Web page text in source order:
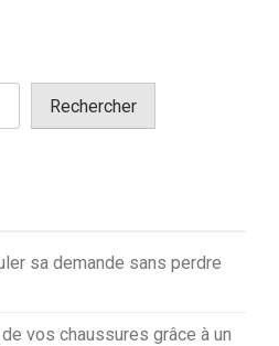
Rechercher
sa demande sans perdre
vos chaussures grâce à un